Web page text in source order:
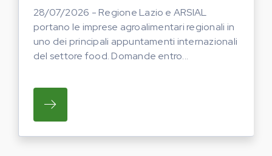
28/07/2026 - Regione Lazio e ARSIAL
portano le imprese agroalimentari regionali in
uno dei principali appuntamenti internazionali
del settore food. Domande entro...
SU REGIONE LAZIO E ARSIAL PORTANO